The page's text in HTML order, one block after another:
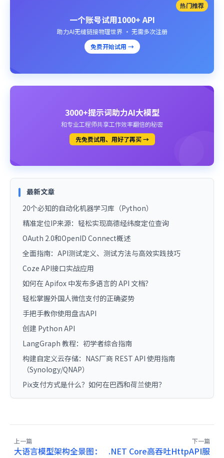
热门推荐
一个账号试用1000+ API
助力AI无缝链接物理世界 · 无需多次注册
免费开始试用 →
3000+提示词助力AI大模型
和专业工程师共享工作效率翻倍的秘密
先免费试用、用好了再买 →
最新文章
20个必知的自动化机器学习库（Python）
精准定位IP来源：轻松实现高德经纬度定位查询
OAuth 2.0和OpenID Connect概述
全面指南：API测试定义、测试方法与高效实践技巧
Coze API接口实战应用
如何在 Apifox 中发布多语言的 API 文档？
轻松掌握外国人微信支付的正确姿势
手把手教你使用盘古API
创建 Python API
LangGraph 教程：初学者综合指南
构建自定义云存储：NAS厂商 REST API 使用指南
（Synology/QNAP）
Pix支付方式是什么？如何在巴西和荷兰使用？
上一篇
大语言模型架构全景图：
下一篇
.NET Core高吞吐HttpAPI服